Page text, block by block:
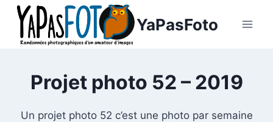
Aller
contenu
YaPasFoto
Projet photo 52 – 2019
Un projet photo 52 c’est une photo par semaine